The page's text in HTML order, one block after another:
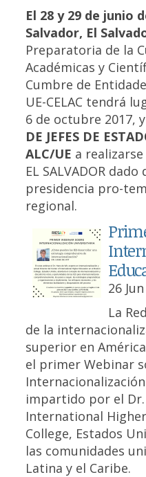
El 28 y 29 de junio
Salvador, El
Preparatoria de la
Académicas y
Cumbre de
UE-CELAC tendrá
6 de octubre 2017,
DE JEFES DE
ALC/UE a realizarse
EL SALVADOR
presidencia pro-
regional.
26
La
de la
superior en
el primer Webinar
impartido por el
International
College, Estados
las comunidades
Latina y el Caribe.